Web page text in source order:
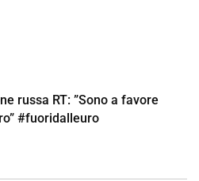
russa RT: ”Sono a favore
#fuoridalleuro